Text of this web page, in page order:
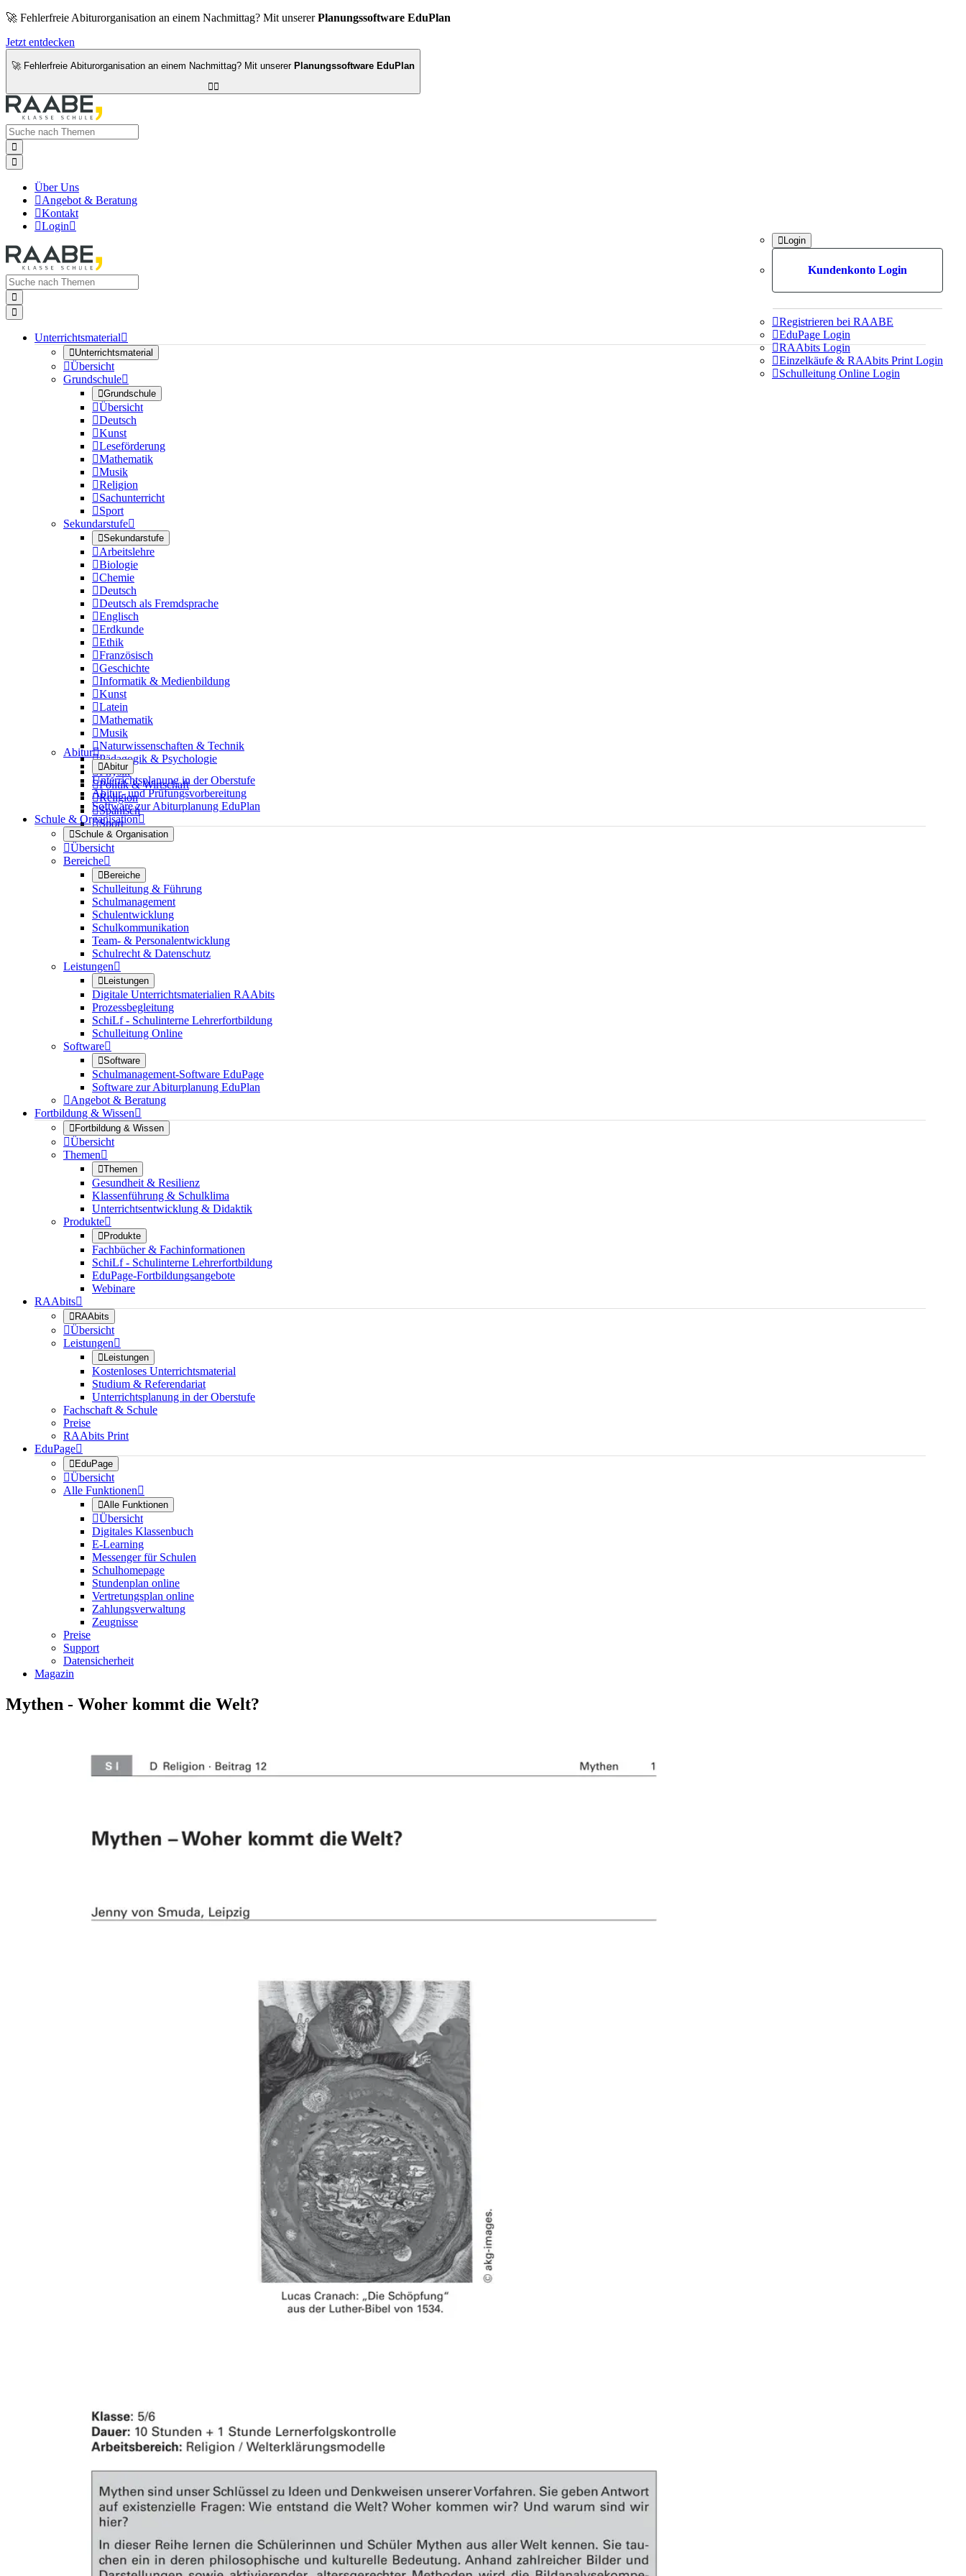
🚀 Fehlerfreie Abiturorganisation an einem Nachmittag? Mit unsererPlanungssoftware EduPlan
Jetzt entdecken
🚀 Fehlerfreie Abiturorganisation an einem Nachmittag? Mit unserer Planungssoftware EduPlan



Über Uns
Angebot & Beratung
Kontakt
Login
Login
Kundenkonto Login
Registrieren bei RAABE
EduPage Login
RAAbits Login
Einzelkäufe & RAAbits Print Login
Schulleitung Online Login


Unterrichtsmaterial
Unterrichtsmaterial
Übersicht
Grundschule
Grundschule
Übersicht
Deutsch
Kunst
Leseförderung
Mathematik
Musik
Religion
Sachunterricht
Sport
Sekundarstufe
Sekundarstufe
Arbeitslehre
Biologie
Chemie
Deutsch
Deutsch als Fremdsprache
Englisch
Erdkunde
Ethik
Französisch
Geschichte
Informatik & Medienbildung
Kunst
Latein
Mathematik
Musik
Naturwissenschaften & Technik
Pädagogik & Psychologie
Physik
Politik & Wirtschaft
Religion
Spanisch
Sport
Abitur
Abitur
Unterrichtsplanung in der Oberstufe
Abitur- und Prüfungsvorbereitung
Software zur Abiturplanung EduPlan
Schule & Organisation
Schule & Organisation
Übersicht
Bereiche
Bereiche
Schulleitung & Führung
Schulmanagement
Schulentwicklung
Schulkommunikation
Team- & Personalentwicklung
Schulrecht & Datenschutz
Leistungen
Leistungen
Digitale Unterrichtsmaterialien RAAbits
Prozessbegleitung
SchiLf - Schulinterne Lehrerfortbildung
Schulleitung Online
Software
Software
Schulmanagement-Software EduPage
Software zur Abiturplanung EduPlan
Angebot & Beratung
Fortbildung & Wissen
Fortbildung & Wissen
Übersicht
Themen
Themen
Gesundheit & Resilienz
Klassenführung & Schulklima
Unterrichtsentwicklung & Didaktik
Produkte
Produkte
Fachbücher & Fachinformationen
SchiLf - Schulinterne Lehrerfortbildung
EduPage-Fortbildungsangebote
Webinare
RAAbits
RAAbits
Übersicht
Leistungen
Leistungen
Kostenloses Unterrichtsmaterial
Studium & Referendariat
Unterrichtsplanung in der Oberstufe
Fachschaft & Schule
Preise
RAAbits Print
EduPage
EduPage
Übersicht
Alle Funktionen
Alle Funktionen
Übersicht
Digitales Klassenbuch
E-Learning
Messenger für Schulen
Schulhomepage
Stundenplan online
Vertretungsplan online
Zahlungsverwaltung
Zeugnisse
Preise
Support
Datensicherheit
Magazin
Mythen - Woher kommt die Welt?